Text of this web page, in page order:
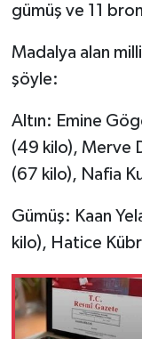
gümüş ve 11
Madalya alan
şöyle:
Altın: Emine
(49 kilo), Merve
(67 kilo), Nafia
Gümüş: Kaan
kilo), Hatice